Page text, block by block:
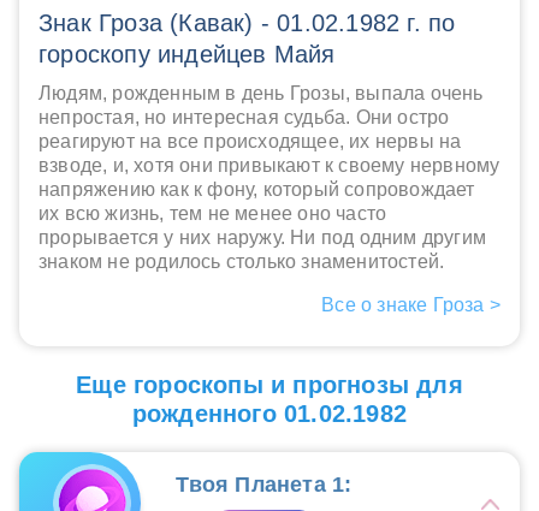
Знак Гроза (Кавак) - 01.02.1982 г. по
гороскопу индейцев Майя
Людям, рожденным в день Грозы, выпала очень
непростая, но интересная судьба. Они остро
реагируют на все происходящее, их нервы на
взводе, и, хотя они привыкают к своему нервному
напряжению как к фону, который сопровождает
их всю жизнь, тем не менее оно часто
прорывается у них наружу. Ни под одним другим
знаком не родилось столько знаменитостей.
Все о знаке Гроза >
Еще гороскопы и прогнозы для
рожденного 01.02.1982
Твоя Планета 1: